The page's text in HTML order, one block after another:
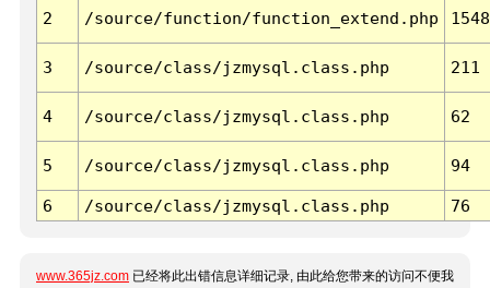
2 /source/function/function_extend.php 1548
3 /source/class/jzmysql.class.php 211
4 /source/class/jzmysql.class.php 62
5 /source/class/jzmysql.class.php 94
6 /source/class/jzmysql.class.php 76
www.365jz.com 已经将此出错信息详细记录, 由此给您带来的访问不便我